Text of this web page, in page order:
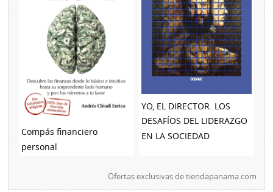
Compás financiero
personal
YO, EL DIRECTOR. LOS
DESAFÍOS DEL LIDERAZGO
EN LA SOCIEDAD
Ofertas exclusivas detiendapanama.com